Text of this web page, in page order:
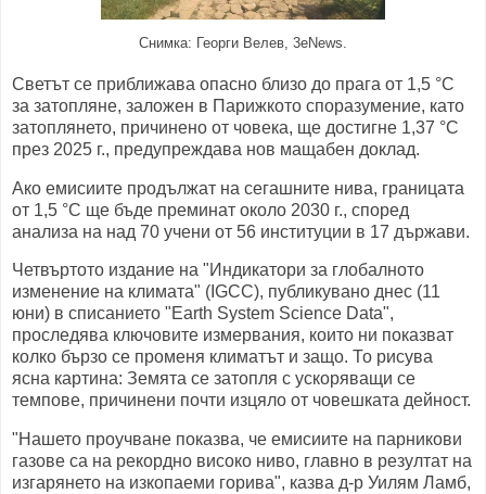
Снимка: Георги Велев, 3eNews.
Светът се приближава опасно близо до прага от 1,5 °C
за затопляне, заложен в Парижкото споразумение, като
затоплянето, причинено от човека, ще достигне 1,37 °C
през 2025 г., предупреждава нов мащабен доклад.
Ако емисиите продължат на сегашните нива, границата
от 1,5 °C ще бъде преминат около 2030 г., според
анализа на над 70 учени от 56 институции в 17 държави.
Четвъртото издание на "Индикатори за глобалното
изменение на климата" (IGCC), публикувано днес (11
юни) в списанието "Earth System Science Data",
проследява ключовите измервания, които ни показват
колко бързо се променя климатът и защо. То рисува
ясна картина: Земята се затопля с ускоряващи се
темпове, причинени почти изцяло от човешката дейност.
"Нашето проучване показва, че емисиите на парникови
газове са на рекордно високо ниво, главно в резултат на
изгарянето на изкопаеми горива", казва д-р Уилям Ламб,